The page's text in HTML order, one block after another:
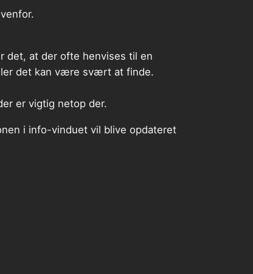
det, at der ofte henvises til en
det kan være svært at finde.
er vigtig netop der.
i info-vinduet vil blive opdateret